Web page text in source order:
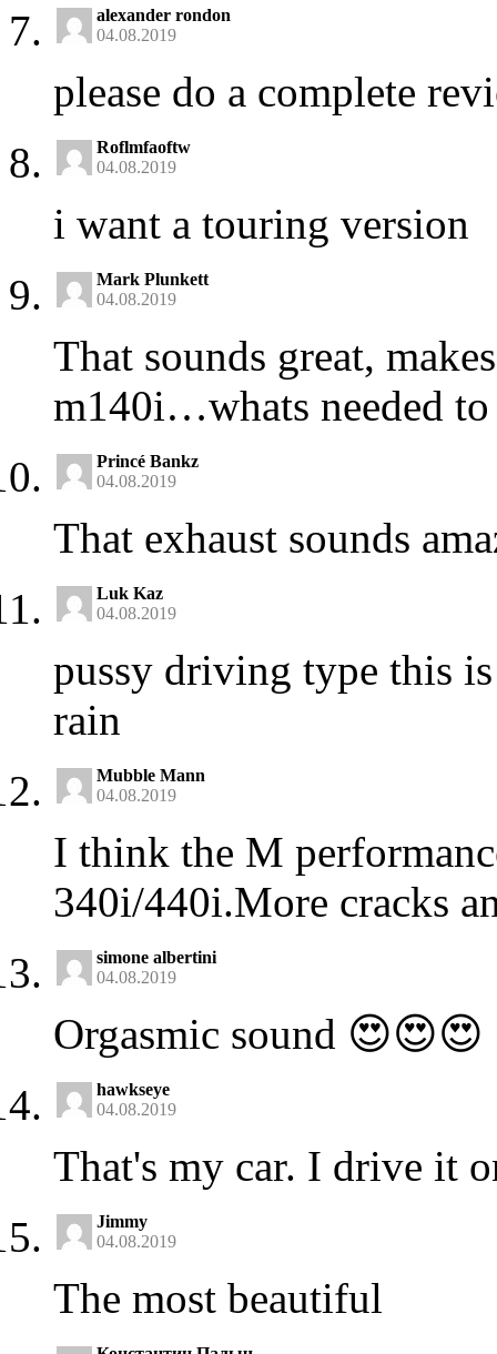
alexander rondon
04.08.2019
please do a complete
Roflmfaoftw
04.08.2019
i want a touring version
Mark Plunkett
04.08.2019
That sounds great,
m140i…whats needed
Princé Bankz
04.08.2019
That exhaust sounds
Luk Kaz
04.08.2019
pussy driving type this
rain
Mubble Mann
04.08.2019
I think the M
340i/440i.More cracks
simone albertini
04.08.2019
Orgasmic sound 😍😍😍
hawkseye
04.08.2019
That's my car. I drive it
Jimmy
04.08.2019
The most beautiful